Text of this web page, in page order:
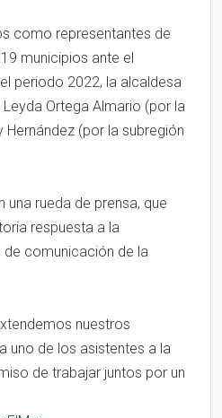
como representantes de
municipios ante el
periodo 2022, la alcaldesa
Ortega Almario (por la
Hernández (por la subregión
rueda de prensa, que
respuesta a la
comunicación de la
nuestros
uno de los asistentes a la
de trabajar juntos por un